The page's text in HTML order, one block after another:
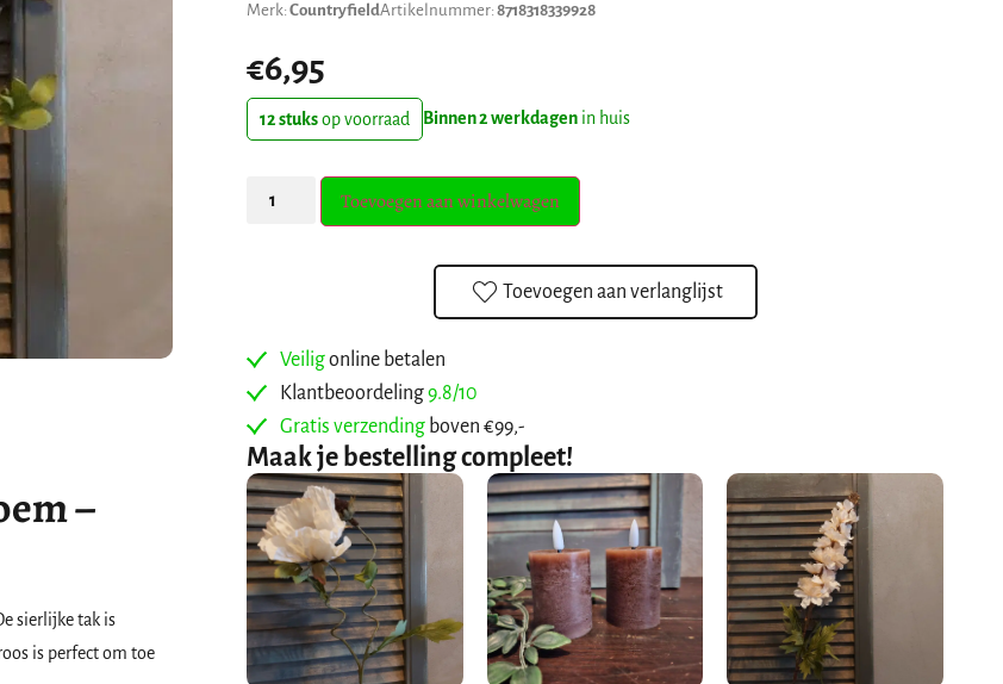
Merk:CountryfieldArtikelnummer:8718318339928
€6,95
12 stuksop voorraad Binnen 2 werkdagen in huis
Toevoegen aan winkelwagen
Toevoegen aan verlanglijst
Veiligonline betalen
Klantbeoordeling9.8/10
Gratis verzendingboven €99,-
–
sierlijke tak is
is perfect om toe
Maak je bestelling compleet!